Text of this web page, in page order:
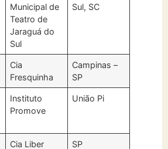
Municipal de
Teatro de
Jaraguá do
Sul
Sul, SC
Cia
Fresquinha
Campinas –
SP
Instituto
Promove
União Pi
Cia Liber
SP